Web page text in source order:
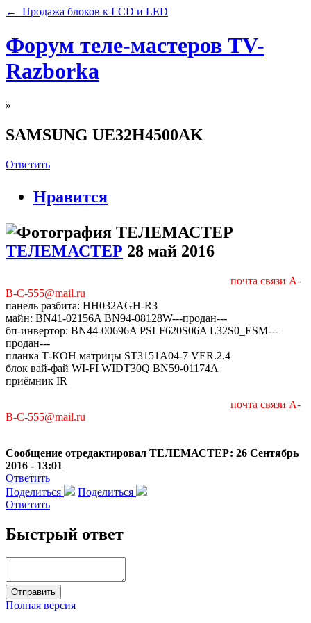
← Продажа блоков к LCD и LED
Форум теле-мастеров TV-
Razborka
»
SAMSUNG UE32H4500AK
Ответить
Нравится
ТЕЛЕМАСТЕР 28 май 2016
почта связи A-
B-C-555@mail.ru
панель разбита: HH032AGH-R3
майн: BN41-02156A BN94-08128W---продан---
бп-инвертор: BN44-00696A PSLF620S06A L32S0_ESM---
продан---
планка Т-КОН матрицы ST3151A04-7 VER.2.4
блок вай-фай WI-FI WIDT30Q BN59-01174A
приёмник IR
почта связи A-
B-C-555@mail.ru
Сообщение отредактировал ТЕЛЕМАСТЕР: 26 Сентябрь
2016 - 13:01
Ответить
Поделиться
Поделиться
Ответить
Быстрый ответ
Полная версия